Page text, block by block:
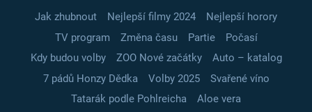
Jak zhubnout Nejlepší filmy 2024
Nejlepší horory
TV program
Změna času Partie
Počasí
Kdy budou volby
ZOO Nové začátky
Auto – katalog
7 pádů Honzy Dědka
Volby 2025
Svařené víno
Tatarák podle Pohlreicha
Aloe vera